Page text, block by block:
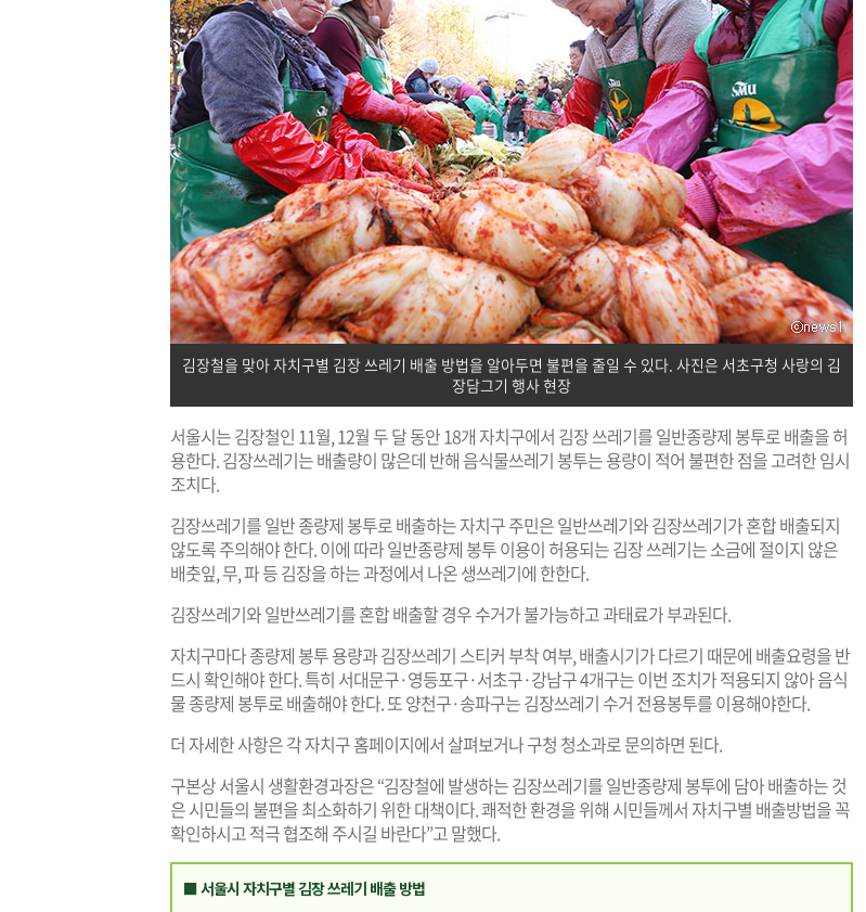
김장철을 맞아 자치구별 김장 쓰레기 배출 방법을 알아두면 불편을 줄일 수 있다. 사진은 서초구청 사랑의 김
장담그기 행사 현장
서울시는 김장철인 11월, 12월 두 달 동안 18개 자치구에서 김장 쓰레기를 일반종량제 봉투로 배출을 허
용한다. 김장쓰레기는 배출량이 많은데 반해 음식물쓰레기 봉투는 용량이 적어 불편한 점을 고려한 임시
조치다.
김장쓰레기를 일반 종량제 봉투로 배출하는 자치구 주민은 일반쓰레기와 김장쓰레기가 혼합 배출되지
않도록 주의해야 한다. 이에 따라 일반종량제 봉투 이용이 허용되는 김장 쓰레기는 소금에 절이지 않은
배춧잎, 무, 파 등 김장을 하는 과정에서 나온 생쓰레기에 한한다.
김장쓰레기와 일반쓰레기를 혼합 배출할 경우 수거가 불가능하고 과태료가 부과된다.
자치구마다 종량제 봉투 용량과 김장쓰레기 스티커 부착 여부, 배출시기가 다르기 때문에 배출요령을 반
드시 확인해야 한다. 특히 서대문구·영등포구·서초구·강남구 4개구는 이번 조치가 적용되지 않아 음식
물 종량제 봉투로 배출해야 한다. 또 양천구·송파구는 김장쓰레기 수거 전용봉투를 이용해야한다.
더 자세한 사항은 각 자치구 홈페이지에서 살펴보거나 구청 청소과로 문의하면 된다.
구본상 서울시 생활환경과장은 “김장철에 발생하는 김장쓰레기를 일반종량제 봉투에 담아 배출하는 것
은 시민들의 불편을 최소화하기 위한 대책이다. 쾌적한 환경을 위해 시민들께서 자치구별 배출방법을 꼭
확인하시고 적극 협조해 주시길 바란다”고 말했다.
■ 서울시 자치구별 김장 쓰레기 배출 방법